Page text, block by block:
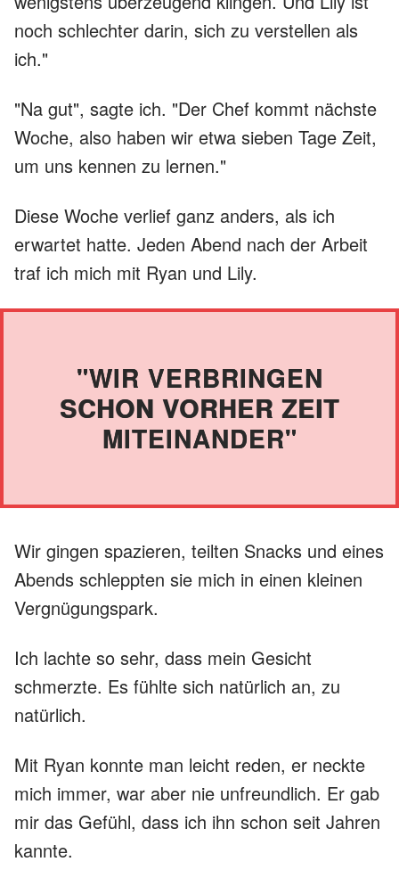
noch schlechter darin, sich zu verstellen als
ich."
"Na gut", sagte ich. "Der Chef kommt nächste
Woche, also haben wir etwa sieben Tage Zeit,
um uns kennen zu lernen."
Diese Woche verlief ganz anders, als ich
erwartet hatte. Jeden Abend nach der Arbeit
traf ich mich mit Ryan und Lily.
"WIR VERBRINGEN
SCHON VORHER ZEIT
MITEINANDER"
Wir gingen spazieren, teilten Snacks und eines
Abends schleppten sie mich in einen kleinen
Vergnügungspark.
Ich lachte so sehr, dass mein Gesicht
schmerzte. Es fühlte sich natürlich an, zu
natürlich.
Mit Ryan konnte man leicht reden, er neckte
mich immer, war aber nie unfreundlich. Er gab
mir das Gefühl, dass ich ihn schon seit Jahren
kannte.